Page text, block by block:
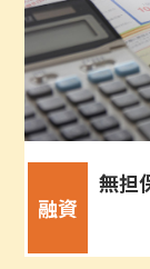
融資
無担